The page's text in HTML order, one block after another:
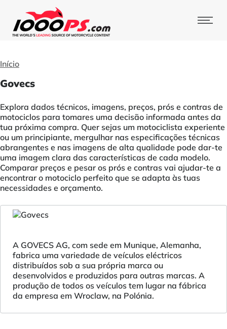
Início
Govecs
Explora dados técnicos, imagens, preços, prós e contras de
motociclos para tomares uma decisão informada antes da
tua próxima compra. Quer sejas um motociclista experiente
ou um principiante, mergulhar nas especificações técnicas
abrangentes e nas imagens de alta qualidade pode dar-te
uma imagem clara das características de cada modelo.
Comparar preços e pesar os prós e contras vai ajudar-te a
encontrar o motociclo perfeito que se adapta às tuas
necessidades e orçamento.
A GOVECS AG, com sede em Munique, Alemanha,
fabrica uma variedade de veículos eléctricos
distribuídos sob a sua própria marca ou
desenvolvidos e produzidos para outras marcas. A
produção de todos os veículos tem lugar na fábrica
da empresa em Wroclaw, na Polónia.